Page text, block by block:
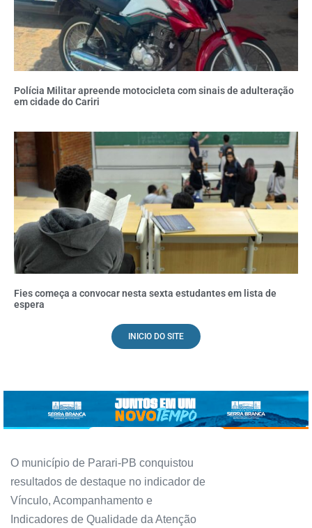
Polícia Militar apreende motocicleta com sinais de adulteração
em cidade do Cariri
Fies começa a convocar nesta sexta estudantes em lista de
espera
INICIO DO SITE
O município de Parari-PB conquistou
resultados de destaque no indicador de
Vínculo, Acompanhamento e
Indicadores de Qualidade da Atenção